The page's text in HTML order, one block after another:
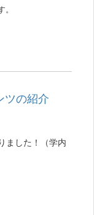
ツの紹介
ました！（学内